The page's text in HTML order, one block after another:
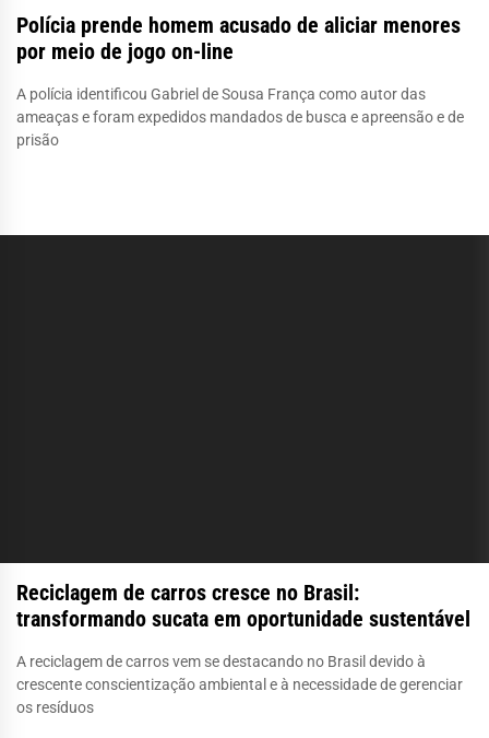
Polícia prende homem acusado de aliciar menores
por meio de jogo on-line
A polícia identificou Gabriel de Sousa França como autor das
ameaças e foram expedidos mandados de busca e apreensão e de
prisão
Reciclagem de carros cresce no Brasil:
transformando sucata em oportunidade sustentável
A reciclagem de carros vem se destacando no Brasil devido à
crescente conscientização ambiental e à necessidade de gerenciar
os resíduos